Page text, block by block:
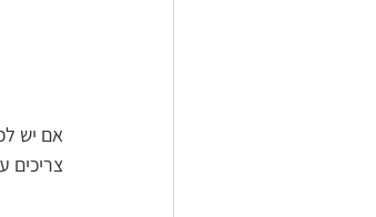
אם יש
צריכים